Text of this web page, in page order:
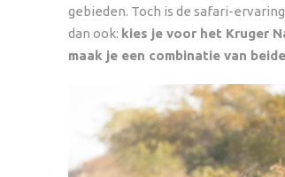
gebieden. Toch is de safari-
dan ook: kies je voor het Kruger
maak je een combinatie van